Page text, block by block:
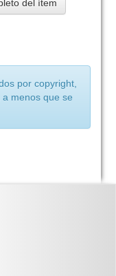
del ítem
por copyright,
menos que se